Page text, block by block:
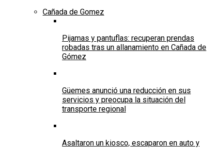
Cañada de Gomez
Pijamas y pantuflas: recuperan prendas
robadas tras un allanamiento en Cañada de
Gómez
Güemes anunció una reducción en sus
servicios y preocupa la situación del
transporte regional
Asaltaron un kiosco, escaparon en auto y